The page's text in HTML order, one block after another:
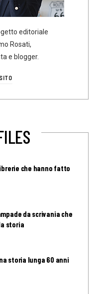
editoriale
Rosati,
e blogger.
che hanno fatto
da scrivania che
storia
storia lunga 60 anni